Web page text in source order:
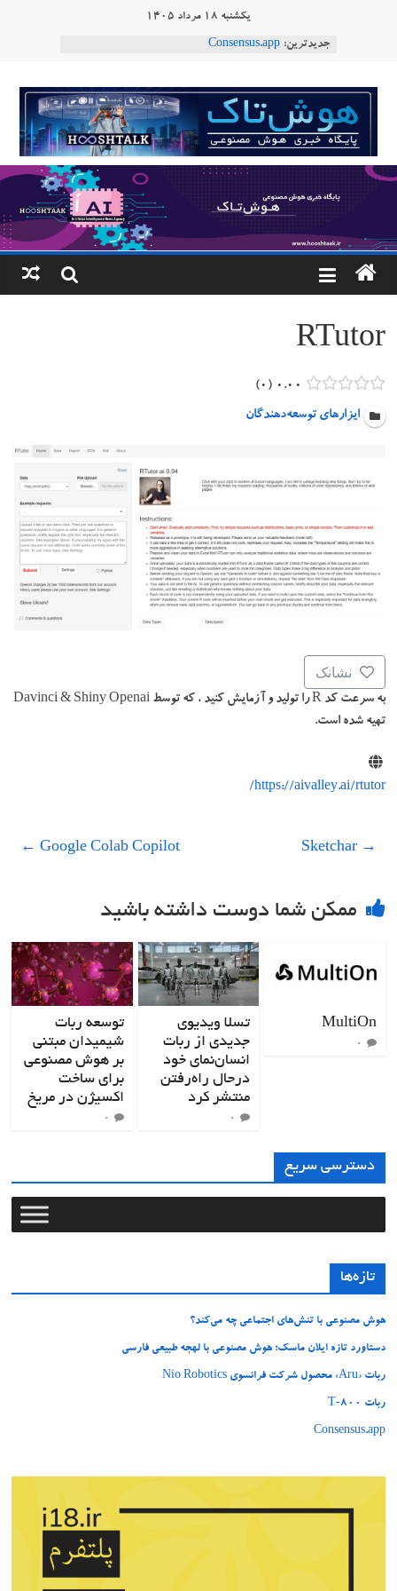
یکشنبه ۱۸ مرداد ۱۴۰۵
جدیدترین: Consensus.app
طبیعی فارسی
ربات «Aru» محصول شرکت فرانسوی Nio
Robotics
ربات T‑800
هوشتاک
پایگاه
خبری
هوش
مصنوعی
www.hooshtaak.ir
RTutor
۰.۰۰ ۰
ایزارهای توسعه‌دهندگان
نشانک
به سرعت کد R را تولید و آزمایش کنید ، که توسط Davinci & Shiny Openai
تهیه شده است.
https://aivalley.ai/rtutor/
→
Sketchar
Google Colab Copilot
←
ممکن شما دوست داشته باشید
MultiOn
۰
تسلا ویدیوی
جدیدی از ربات
انسان‌نمای خود
درحال راه‌رفتن
منتشر کرد
۰
توسعه ربات
شیمیدان مبتنی
بر هوش مصنوعی
برای ساخت
اکسیژن در مریخ
۰
دسترسی سریع
تازه‌ها
هوش مصنوعی با تنش‌های اجتماعی چه می‌کند؟
دستاورد تازه ایلان ماسک؛ هوش مصنوعی با لهجه طبیعی فارسی
ربات «Aru» محصول شرکت فرانسوی Nio Robotics
ربات T‑800
Consensus.app